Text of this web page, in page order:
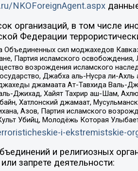
NKOForeignAgent.aspx
организаций, в том числе
Федерации
сил моджахедов
Партия исламского
возрождения исламского
Джабха аль-Нусра ли-
джамаата Ат-Тавхида Валь-
Джихад, Хайят Тахрир аш-Шам,
Хатлонский джамаат,
Азов, Партия исламского
Убийц, Молодёжь Которая
i-ekstremistskie-
и религиозных
запрете деятельности: